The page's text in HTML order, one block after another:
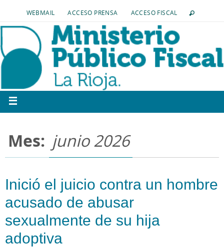
WEBMAIL ACCESO PRENSA ACCESO FISCAL
Mes: junio 2026
Inició el juicio contra un hombre
acusado de abusar
sexualmente de su hija
adoptiva